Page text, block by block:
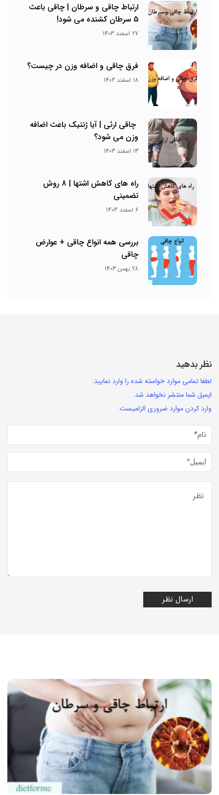
ارتباط چاقی و سرطان | چاقی باعث
5 سرطان کشنده می شود!
27 اسفند 1403
فرق چاقی و اضافه وزن در چیست؟
18 اسفند 1403
چاقی ارثی | آیا ژنتیک باعث اضافه
وزن می شود؟
13 اسفند 1403
راه های کاهش اشتها | 8 روش
تضمینی
6 اسفند 1403
بررسی همه انواع چاقی + عوارض
چاقی
28 بهمن 1403
نظر بدهید
لطفا تمامی موارد خواسته شده را وارد نمایید.
ایمیل شما منتشر نخواهد شد.
وارد کردن موارد ضروری الزامیست.